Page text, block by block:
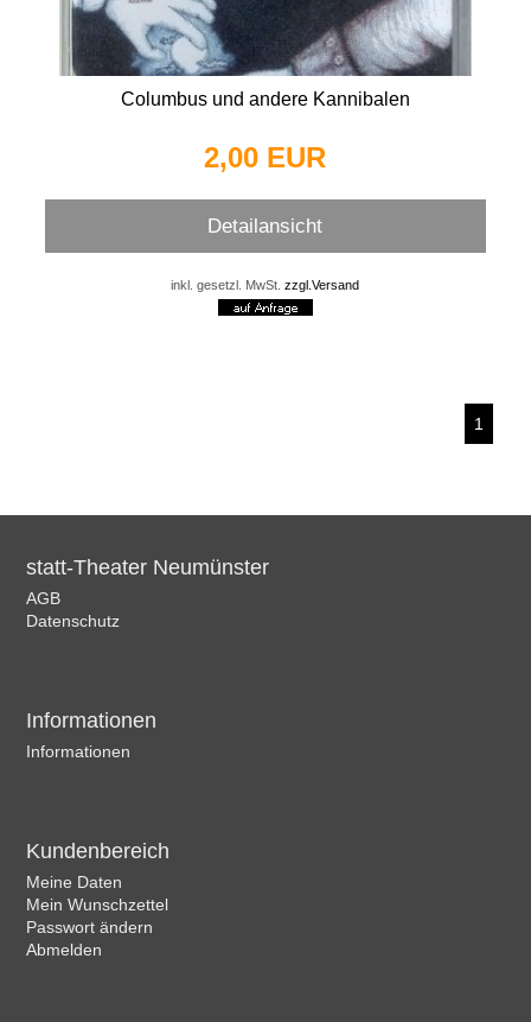
Columbus und andere Kannibalen
2,00 EUR
Detailansicht
inkl. gesetzl. MwSt.zzgl.Versand
1
statt-Theater Neumünster
AGB
Datenschutz
Informationen
Informationen
Kundenbereich
Meine Daten
Mein Wunschzettel
Passwort ändern
Abmelden